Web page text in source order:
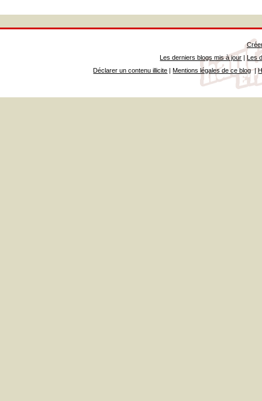
Les derniers blogs mis à jour |Les
Déclarer un contenu illicite |Mentions légales de ce blog|